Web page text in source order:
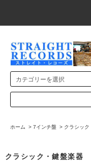
ホーム > 7インチ盤 > クラシック
クラシック・鍵盤楽器